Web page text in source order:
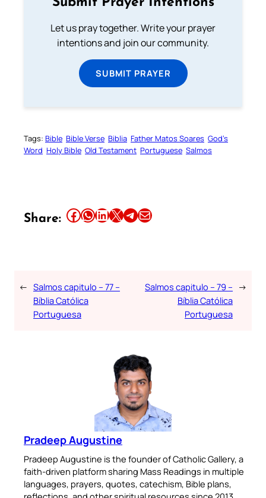
Submit Prayer Intentions
Let us pray together. Write your prayer
intentions and join our community.
SUBMIT PRAYER
Tags: Bible Bible Verse Biblia Father Matos Soares God’s
Word Holy Bible Old Testament Portuguese Salmos
Share: Share this article on Facebook Share this article on WhatsApp Share this article on LinkedIn Share this article on X Share this article on TelegramEmail this Article
← Salmos capitulo – 77 –
Bíblia Católica
Portuguesa
Salmos capitulo – 79 –
Bíblia Católica
Portuguesa
→
Pradeep Augustine
Pradeep Augustine is the founder of Catholic Gallery, a
faith-driven platform sharing Mass Readings in multiple
languages, prayers, quotes, catechism, Bible plans,